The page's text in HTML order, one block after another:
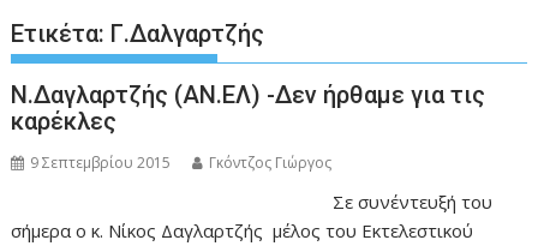
Ετικέτα: Γ.Δαλγαρτζής
Ν.Δαγλαρτζής (ΑΝ.ΕΛ) -Δεν ήρθαμε για τις
καρέκλες
9 Σεπτεμβρίου 2015 Γκόντζος Γιώργος
Σε συνέντευξή του
σήμερα ο κ. Νίκος Δαγλαρτζής μέλος του Εκτελεστικού